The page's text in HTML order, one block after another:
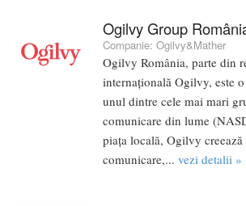
Ogilvy Group
Companie: Ogilvy&Mather
Ogilvy România, parte din
internațională Ogilvy, este
unul dintre cele mai mari
comunicare din lume
piața locală, Ogilvy
comunicare,... vezi detalii »